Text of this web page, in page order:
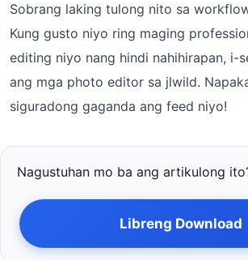
Sobrang laking tulong nito sa
Kung gusto niyo ring maging
editing niyo nang hindi nahihirapan, i-
ang mga photo editor sa jlwild.
siguradong gaganda ang feed niyo!
Nagustuhan mo ba ang artikulong
Libreng Download